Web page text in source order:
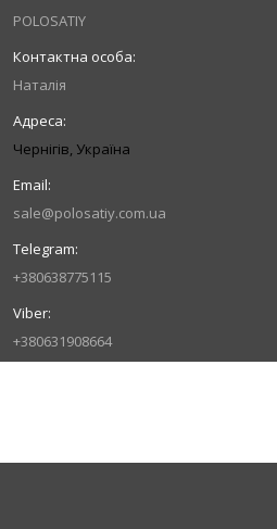
POLOSATIY
Наталія
Чернігів, Україна
sale@polosatiy.com.ua
+380638775115
+380631908664